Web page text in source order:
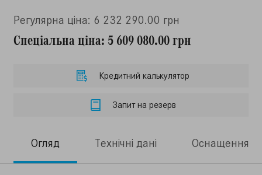
Регулярна ціна: 6 232 290.00 грн
Спеціальна ціна: 5 609 080.00 грн
Кредитний калькулятор
Запит на резерв
Огляд Технічні дані Оснащення